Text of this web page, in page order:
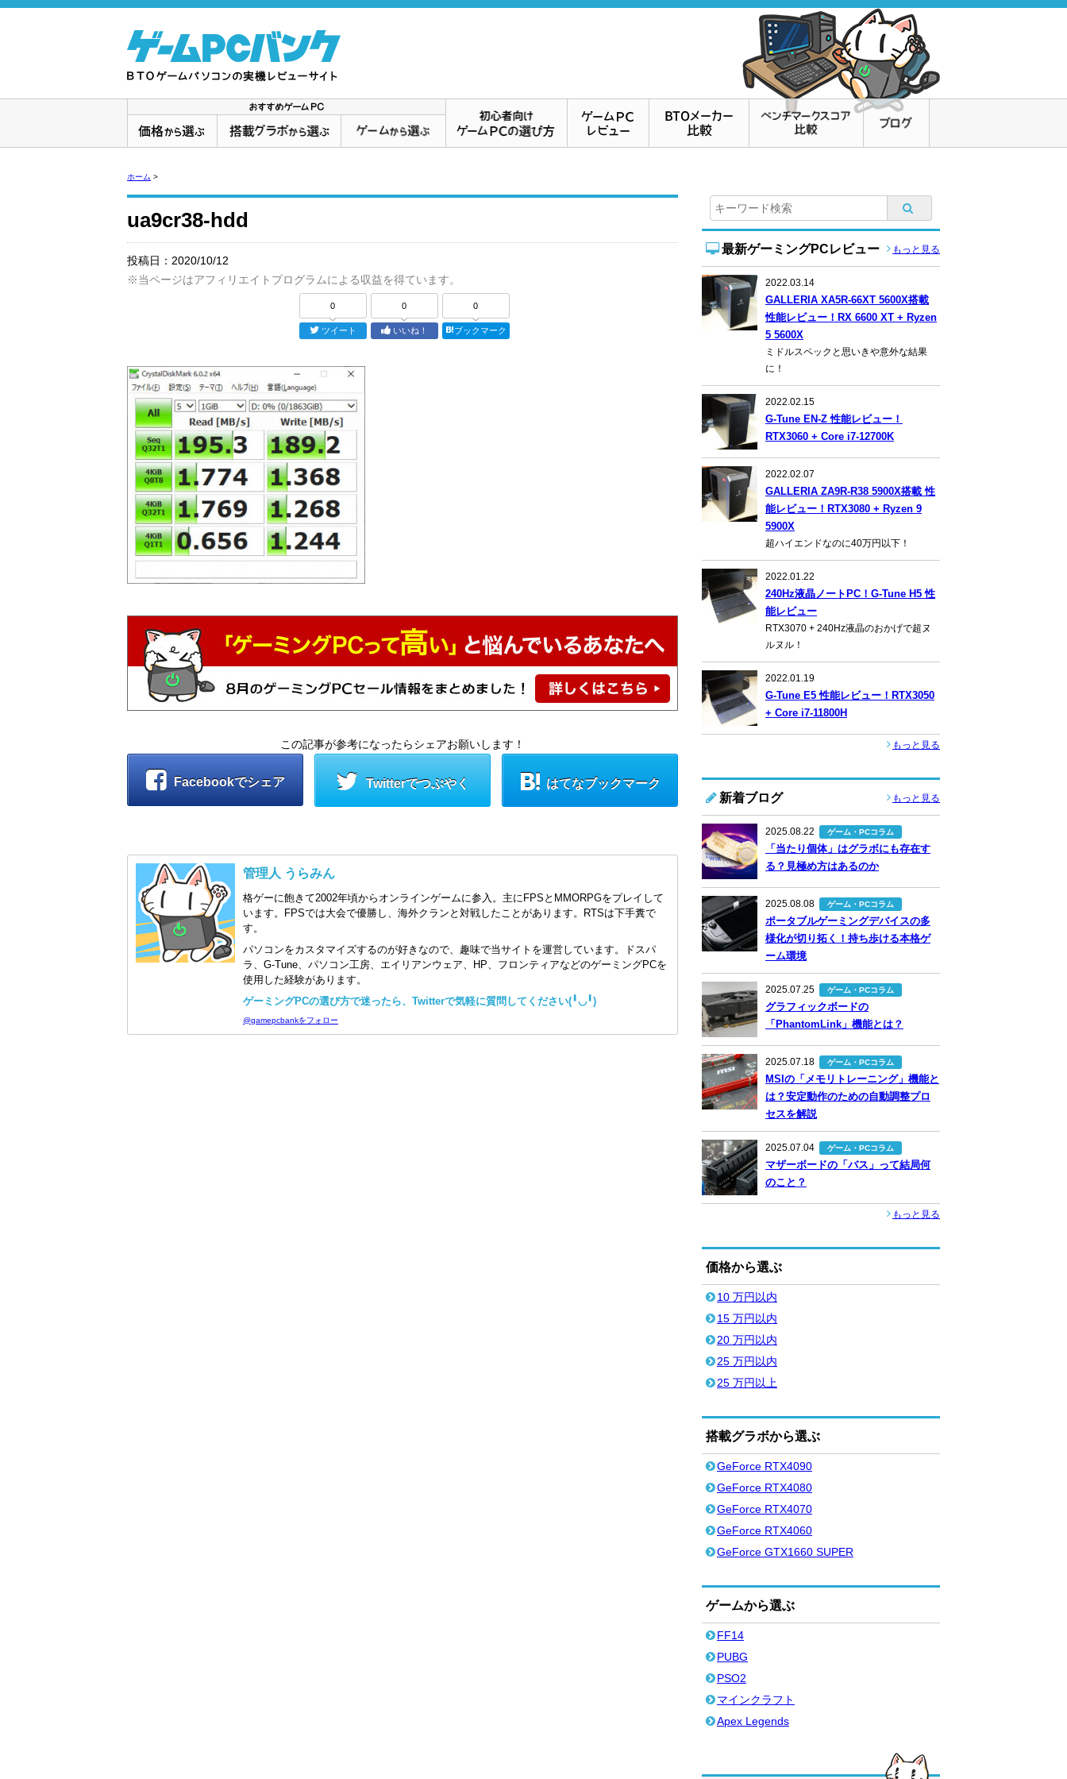
ホーム >
ua9cr38-hdd
投稿日： 2020/10/12
※当ページはアフィリエイトプログラムによる収益を得ています。
0
ツイート
0
いいね！
0
ブックマーク
この記事が参考になったらシェアお願いします！
Facebookでシェア Twitterでつぶやく はてなブックマーク
管理人 うらみん
格ゲーに飽きて2002年頃からオンラインゲームに参入。主にFPSとMMORPGをプレイして
います。FPSでは大会で優勝し、海外クランと対戦したことがあります。RTSは下手糞で
す。
パソコンをカスタマイズするのが好きなので、趣味で当サイトを運営しています。ドスパ
ラ、G-Tune、パソコン工房、エイリアンウェア、HP、フロンティアなどのゲーミングPCを
使用した経験があります。
ゲーミングPCの選び方で迷ったら、Twitterで気軽に質問してください(╹◡╹)
@gamepcbankをフォロー
最新ゲーミングPCレビュー もっと見る
2022.03.14
GALLERIA XA5R-66XT 5600X搭載
性能レビュー！RX 6600 XT + Ryzen
5 5600X
ミドルスペックと思いきや意外な結果
に！
2022.02.15
G-Tune EN-Z 性能レビュー！
RTX3060 + Core i7-12700K
2022.02.07
GALLERIA ZA9R-R38 5900X搭載 性
能レビュー！RTX3080 + Ryzen 9
5900X
超ハイエンドなのに40万円以下！
2022.01.22
240Hz液晶ノートPC！G-Tune H5 性
能レビュー
RTX3070 + 240Hz液晶のおかげで超ヌ
ルヌル！
2022.01.19
G-Tune E5 性能レビュー！RTX3050
+ Core i7-11800H
もっと見る
新着ブログ もっと見る
2025.08.22 ゲーム・PCコラム
「当たり個体」はグラボにも存在す
る？見極め方はあるのか
2025.08.08 ゲーム・PCコラム
ポータブルゲーミングデバイスの多
様化が切り拓く！持ち歩ける本格ゲ
ーム環境
2025.07.25 ゲーム・PCコラム
グラフィックボードの
「PhantomLink」機能とは？
2025.07.18 ゲーム・PCコラム
MSIの「メモリトレーニング」機能と
は？安定動作のための自動調整プロ
セスを解説
2025.07.04 ゲーム・PCコラム
マザーボードの「バス」って結局何
のこと？
もっと見る
価格から選ぶ
10 万円以内
15 万円以内
20 万円以内
25 万円以内
25 万円以上
搭載グラボから選ぶ
GeForce RTX4090
GeForce RTX4080
GeForce RTX4070
GeForce RTX4060
GeForce GTX1660 SUPER
ゲームから選ぶ
FF14
PUBG
PSO2
マインクラフト
Apex Legends